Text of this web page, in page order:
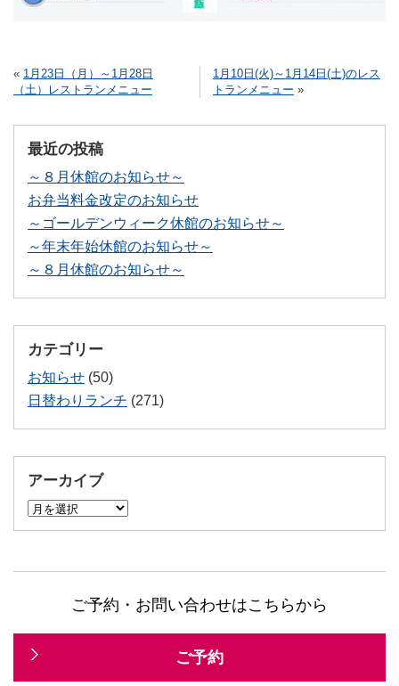
« 1月23日（月）～1月28日
（土）レストランメニュー
1月10日(火)～1月14日(土)のレス
トランメニュー »
最近の投稿
～８月休館のお知らせ～
お弁当料金改定のお知らせ
～ゴールデンウィーク休館のお知らせ～
～年末年始休館のお知らせ～
～８月休館のお知らせ～
カテゴリー
お知らせ (50)
日替わりランチ (271)
アーカイブ
ア
ー
ご予約・お問い合わせはこちらから
ご予約